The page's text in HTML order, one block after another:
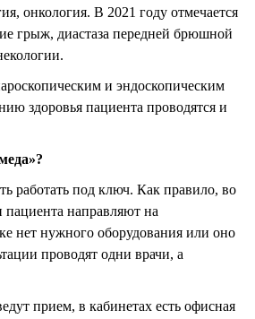
онкология. В 2021 году отмечается
грыж, диастаза передней брюшной
и эндоскопическим
здоровья пациента проводятся и
работать под ключ. Как правило, во
направляют на
нет нужного оборудования или оно
проводят одни врачи, а
прием, в кабинетах есть офисная